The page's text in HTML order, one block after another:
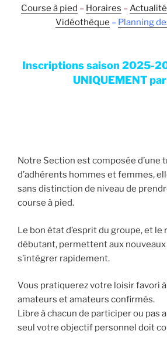
Course à pied – Horaires –
Vidéothèque – Planning
Inscriptions saison 2025-
UNIQUEMENT
Notre Section est composée d’une
d’adhérents hommes et femmes,
sans distinction de niveau de
course à pied.
Le bon état d’esprit du groupe, et le
débutant, permettent aux nouveaux
s’intégrer rapidement.
Vous pratiquerez votre loisir favori
amateurs et amateurs confirmés.
Libre à chacun de participer ou pas
seul votre objectif personnel doit